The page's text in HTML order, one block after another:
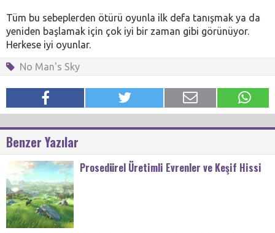
Tüm bu sebeplerden ötürü oyunla ilk defa tanışmak ya da
yeniden başlamak için çok iyi bir zaman gibi görünüyor.
Herkese iyi oyunlar.
No Man's Sky
Benzer Yazılar
Prosedürel Üretimli Evrenler ve Keşif Hissi